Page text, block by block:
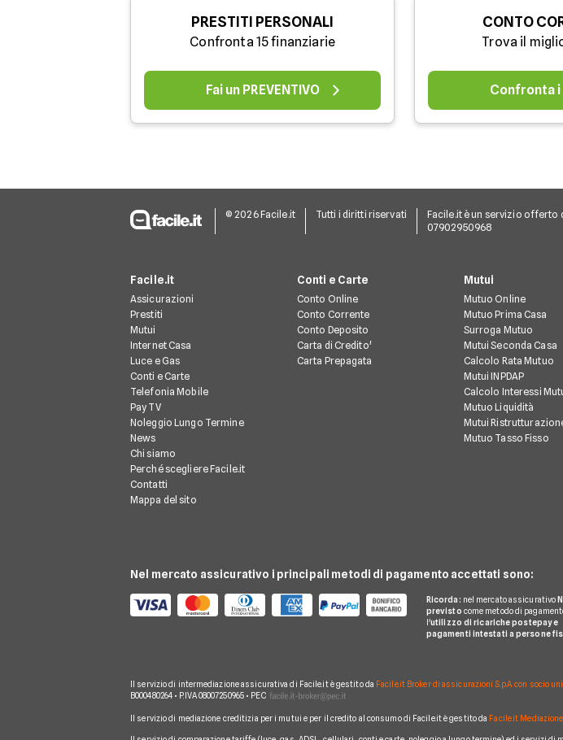
PRESTITI PERSONALI
Confronta 15 finanziarie
Fai un PREVENTIVO
CONTO
Trova il
Confronta i
© 2026 Facile.it Tutti i diritti riservati Facile.it è un servizio offerto
07902950968
Facile.it
Assicurazioni
Prestiti
Mutui
Internet Casa
Luce e Gas
Conti e Carte
Telefonia Mobile
Pay TV
Noleggio Lungo Termine
News
Chi siamo
Perché scegliere Facile.it
Contatti
Mappa del sito
Conti e Carte
Conto Online
Conto Corrente
Conto Deposito
Carta di Credito'
Carta Prepagata
Mutui
Mutuo Online
Mutuo Prima Casa
Surroga Mutuo
Mutui Seconda Casa
Calcolo Rata Mutuo
Mutui INPDAP
Calcolo Interessi
Mutuo Liquidità
Mutui
Mutuo Tasso Fisso
Nel mercato assicurativo i principali metodi di pagamento accettati sono:
Ricorda: nel mercato assicurativo
previsto come metodo di
l'utilizzo di ricariche postepay e
pagamenti intestati a persone
Il servizio di intermediazione assicurativa di Facile.it è gestito da Facile.it Broker di assicurazioni S.p.A. con socio
B000480264 • P.IVA 08007250965 • PEC
Il servizio di mediazione creditizia per i mutui e per il credito al consumo di Facile.it è gestito da Facile.it